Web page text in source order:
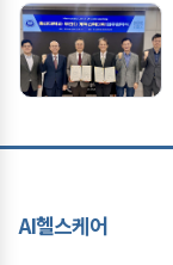
AI헬스케어